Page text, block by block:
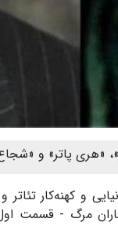
و «شجاع دل» در ۸۲
و کهنه‌کار